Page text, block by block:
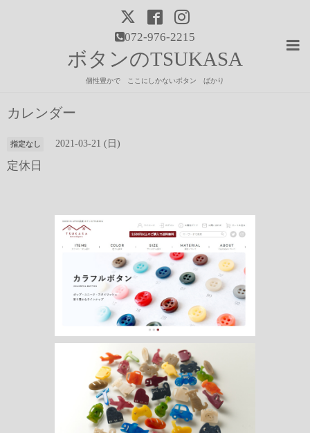
072-976-2215
ボタンのTSUKASA
個性豊かで ここにしかないボタン ばかり
カレンダー
指定なし 2021-03-21 (日)
定休日